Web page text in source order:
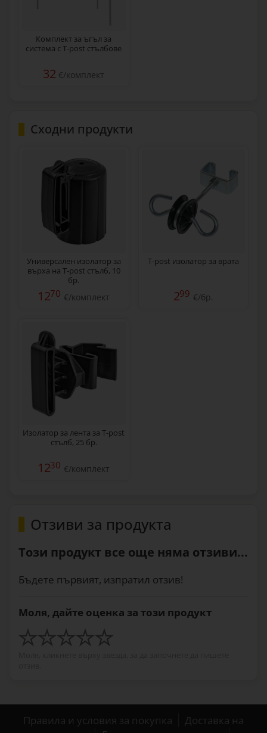
Комплект за ъгъл за
система с T-post стълбове
32 €/комплект
Сходни продукти
Универсален изолатор за
върха на T-post стълб, 10
бр.
1270 €/комплект
T-post изолатор за врата
299 €/бр.
Изолатор за лента за T-post
стълб, 25 бр.
1230 €/комплект
Отзиви за продукта
Този продукт все още няма отзиви...
Бъдете първият, изпратил отзив!
Моля, дайте оценка за този продукт
Правила и условия за покупка
Доставка на